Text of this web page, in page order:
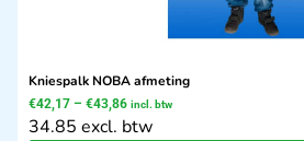
Kniespalk NOBA afmeting
€42,17 – €43,86 incl. btw
34.85 excl. btw